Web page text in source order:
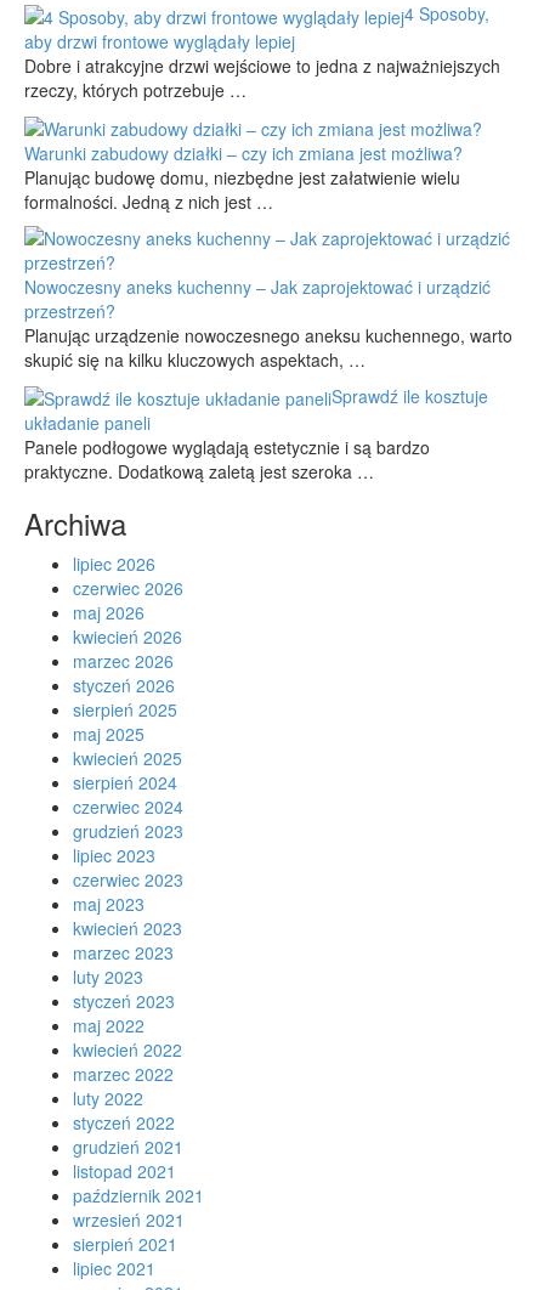
4 Sposoby,
aby drzwi frontowe wyglądały lepiej
Dobre i atrakcyjne drzwi wejściowe to jedna z najważniejszych
rzeczy, których potrzebuje …
Warunki zabudowy działki – czy ich zmiana jest możliwa?
Planując budowę domu, niezbędne jest załatwienie wielu
formalności. Jedną z nich jest …
Nowoczesny aneks kuchenny – Jak zaprojektować i urządzić
przestrzeń?
Planując urządzenie nowoczesnego aneksu kuchennego, warto
skupić się na kilku kluczowych aspektach, …
Sprawdź ile kosztuje
układanie paneli
Panele podłogowe wyglądają estetycznie i są bardzo
praktyczne. Dodatkową zaletą jest szeroka …
Archiwa
lipiec 2026
czerwiec 2026
maj 2026
kwiecień 2026
marzec 2026
styczeń 2026
sierpień 2025
maj 2025
kwiecień 2025
sierpień 2024
czerwiec 2024
grudzień 2023
lipiec 2023
czerwiec 2023
maj 2023
kwiecień 2023
marzec 2023
luty 2023
styczeń 2023
maj 2022
kwiecień 2022
marzec 2022
luty 2022
styczeń 2022
grudzień 2021
listopad 2021
październik 2021
wrzesień 2021
sierpień 2021
lipiec 2021